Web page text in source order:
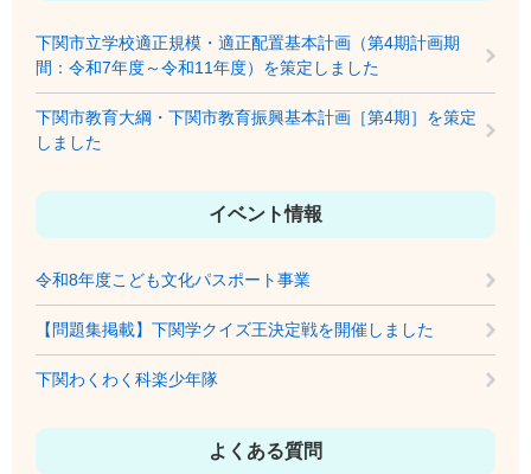
下関市立学校適正規模・適正配置基本計画（第4期計画期
間：令和7年度～令和11年度）を策定しました
下関市教育大綱・下関市教育振興基本計画［第4期］を策定
しました
イベント情報
令和8年度こども文化パスポート事業
【問題集掲載】下関学クイズ王決定戦を開催しました
下関わくわく科楽少年隊
よくある質問